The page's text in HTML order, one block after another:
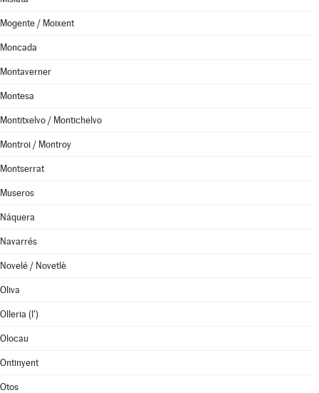
Mogente / Moixent
Moncada
Montaverner
Montesa
Montitxelvo / Montichelvo
Montroi / Montroy
Montserrat
Museros
Náquera
Navarrés
Novelé / Novetlè
Oliva
Olleria (l')
Olocau
Ontinyent
Otos